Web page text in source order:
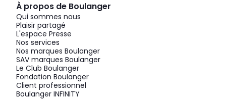
À propos de Boulanger
Qui sommes nous
Plaisir partagé
L'espace Presse
Nos services
Nos marques Boulanger
SAV marques Boulanger
Le Club Boulanger
Fondation Boulanger
Client professionnel
Boulanger INFINITY